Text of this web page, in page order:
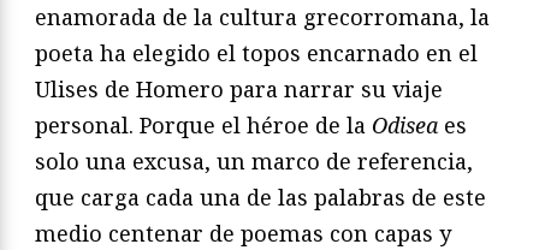
enamorada de la cultura grecorromana, la
poeta ha elegido el topos encarnado en el
Ulises de Homero para narrar su viaje
personal. Porque el héroe de la Odisea es
solo una excusa, un marco de referencia,
que carga cada una de las palabras de este
medio centenar de poemas con capas y